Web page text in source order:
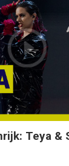
Teya &